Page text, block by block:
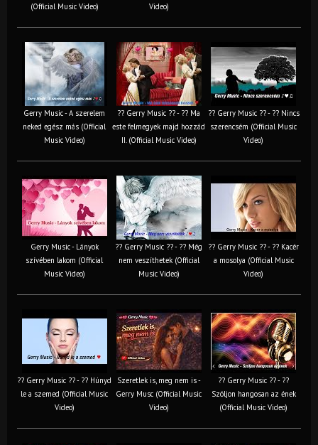
(Official Music Video)
Video)
Gerry Music - A szerelem
neked egész más (Official
Music Video)
?? Gerry Music ?? - ?? Ma
este felmegyek majd hozzád
II. (Official Music Video)
?? Gerry Music ?? - ?? Nincs
szerencsém (Official Music
Video)
Gerry Music - Lányok
szívében lakom (Official
Music Video)
?? Gerry Music ?? - ?? Még
nem veszíthetek (Official
Music Video)
?? Gerry Music ?? - ?? Kacér
a mosolya (Official Music
Video)
?? Gerry Music ?? - ?? Húnyd
le a szemed (Official Music
Video)
Szeretlek is, meg nem is -
Gerry Musc (Official Music
Video)
?? Gerry Music ?? - ??
Szóljon hangosan az ének
(Official Music Video)